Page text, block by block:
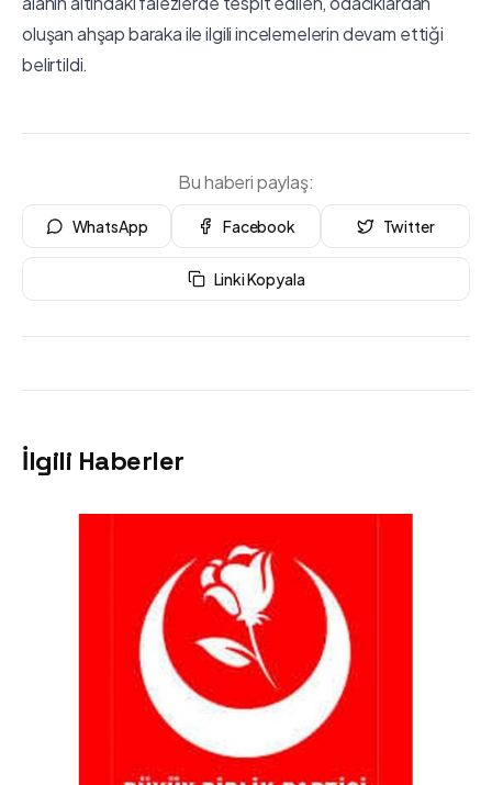
oluşan ahşap baraka ile ilgili incelemelerin devam ettiği
belirtildi.
Bu haberi paylaş:
WhatsApp Facebook Twitter
Linki Kopyala
İlgili Haberler